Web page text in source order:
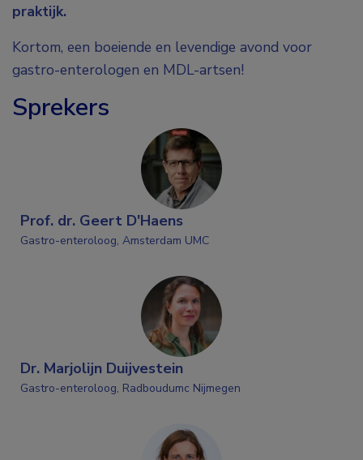
praktijk.
Kortom, een boeiende en levendige avond voor
gastro-enterologen en MDL-artsen!
Sprekers
Prof. dr. Geert D'Haens
Gastro-enteroloog, Amsterdam UMC
Dr. Marjolijn Duijvestein
Gastro-enteroloog, Radboudumc Nijmegen